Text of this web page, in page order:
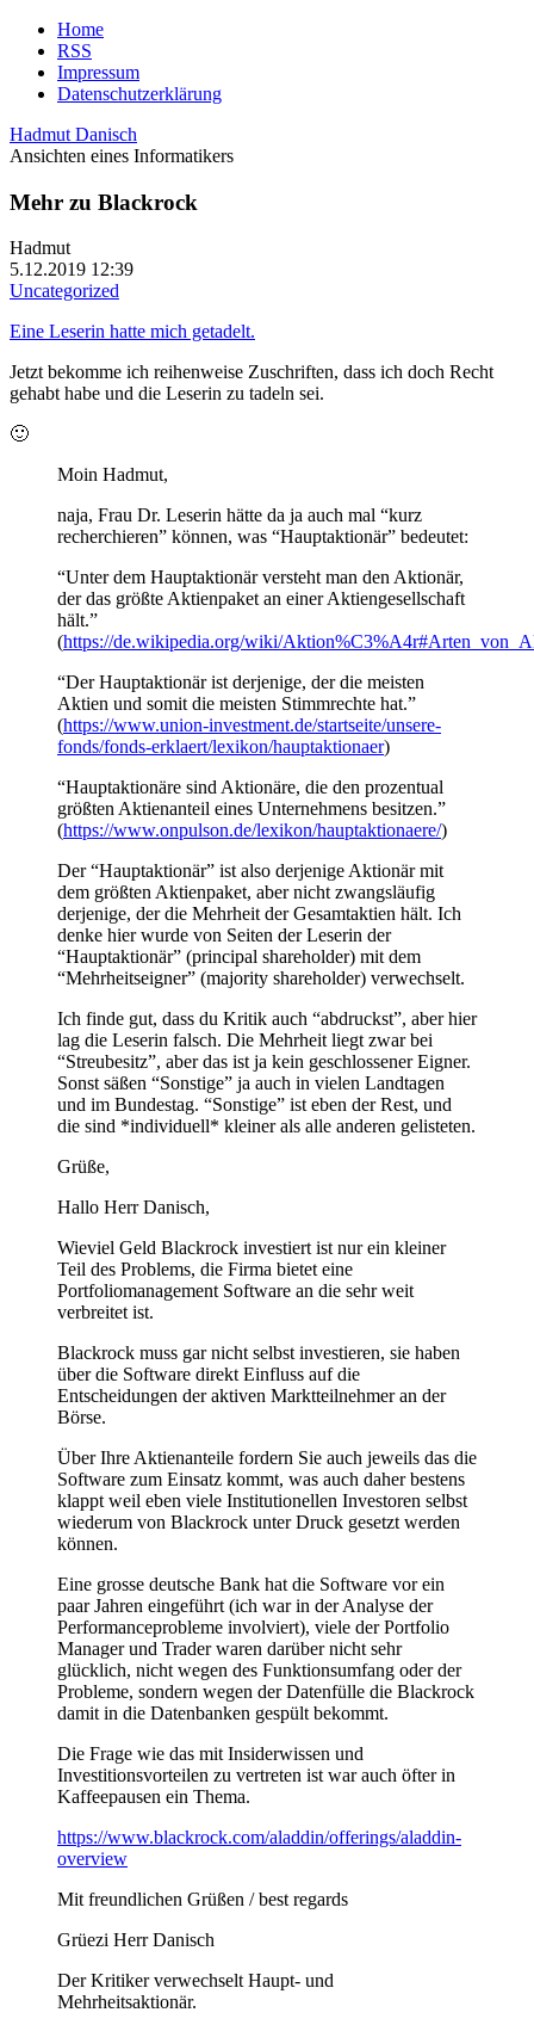
Home
RSS
Impressum
Datenschutzerklärung
Hadmut Danisch
Ansichten eines Informatikers
Mehr zu Blackrock
Hadmut
5.12.2019 12:39
Uncategorized
Eine Leserin hatte mich getadelt.
Jetzt bekomme ich reihenweise Zuschriften, dass ich doch Recht
gehabt habe und die Leserin zu tadeln sei.
🙂
Moin Hadmut,
naja, Frau Dr. Leserin hätte da ja auch mal “kurz
recherchieren” können, was “Hauptaktionär” bedeutet:
“Unter dem Hauptaktionär versteht man den Aktionär,
der das größte Aktienpaket an einer Aktiengesellschaft
hält.”
(https://de.wikipedia.org/wiki/
“Der Hauptaktionär ist derjenige, der die meisten
Aktien und somit die meisten Stimmrechte hat.”
(https://www.union-investment.de/startseite/unsere-
fonds/fonds-erklaert/lexikon/hauptaktionaer)
“Hauptaktionäre sind Aktionäre, die den prozentual
größten Aktienanteil eines Unternehmens besitzen.”
(https://www.onpulson.de/lexikon/hauptaktionaere/)
Der “Hauptaktionär” ist also derjenige Aktionär mit
dem größten Aktienpaket, aber nicht zwangsläufig
derjenige, der die Mehrheit der Gesamtaktien hält. Ich
denke hier wurde von Seiten der Leserin der
“Hauptaktionär” (principal shareholder) mit dem
“Mehrheitseigner” (majority shareholder) verwechselt.
Ich finde gut, dass du Kritik auch “abdruckst”, aber hier
lag die Leserin falsch. Die Mehrheit liegt zwar bei
“Streubesitz”, aber das ist ja kein geschlossener Eigner.
Sonst säßen “Sonstige” ja auch in vielen Landtagen
und im Bundestag. “Sonstige” ist eben der Rest, und
die sind *individuell* kleiner als alle anderen gelisteten.
Grüße,
Hallo Herr Danisch,
Wieviel Geld Blackrock investiert ist nur ein kleiner
Teil des Problems, die Firma bietet eine
Portfoliomanagement Software an die sehr weit
verbreitet ist.
Blackrock muss gar nicht selbst investieren, sie haben
über die Software direkt Einfluss auf die
Entscheidungen der aktiven Marktteilnehmer an der
Börse.
Über Ihre Aktienanteile fordern Sie auch jeweils das die
Software zum Einsatz kommt, was auch daher bestens
klappt weil eben viele Institutionellen Investoren selbst
wiederum von Blackrock unter Druck gesetzt werden
können.
Eine grosse deutsche Bank hat die Software vor ein
paar Jahren eingeführt (ich war in der Analyse der
Performanceprobleme involviert), viele der Portfolio
Manager und Trader waren darüber nicht sehr
glücklich, nicht wegen des Funktionsumfang oder der
Probleme, sondern wegen der Datenfülle die Blackrock
damit in die Datenbanken gespült bekommt.
Die Frage wie das mit Insiderwissen und
Investitionsvorteilen zu vertreten ist war auch öfter in
Kaffeepausen ein Thema.
https://www.blackrock.com/aladdin/offerings/aladdin-
overview
Mit freundlichen Grüßen / best regards
Grüezi Herr Danisch
Der Kritiker verwechselt Haupt- und
Mehrheitsaktionär.